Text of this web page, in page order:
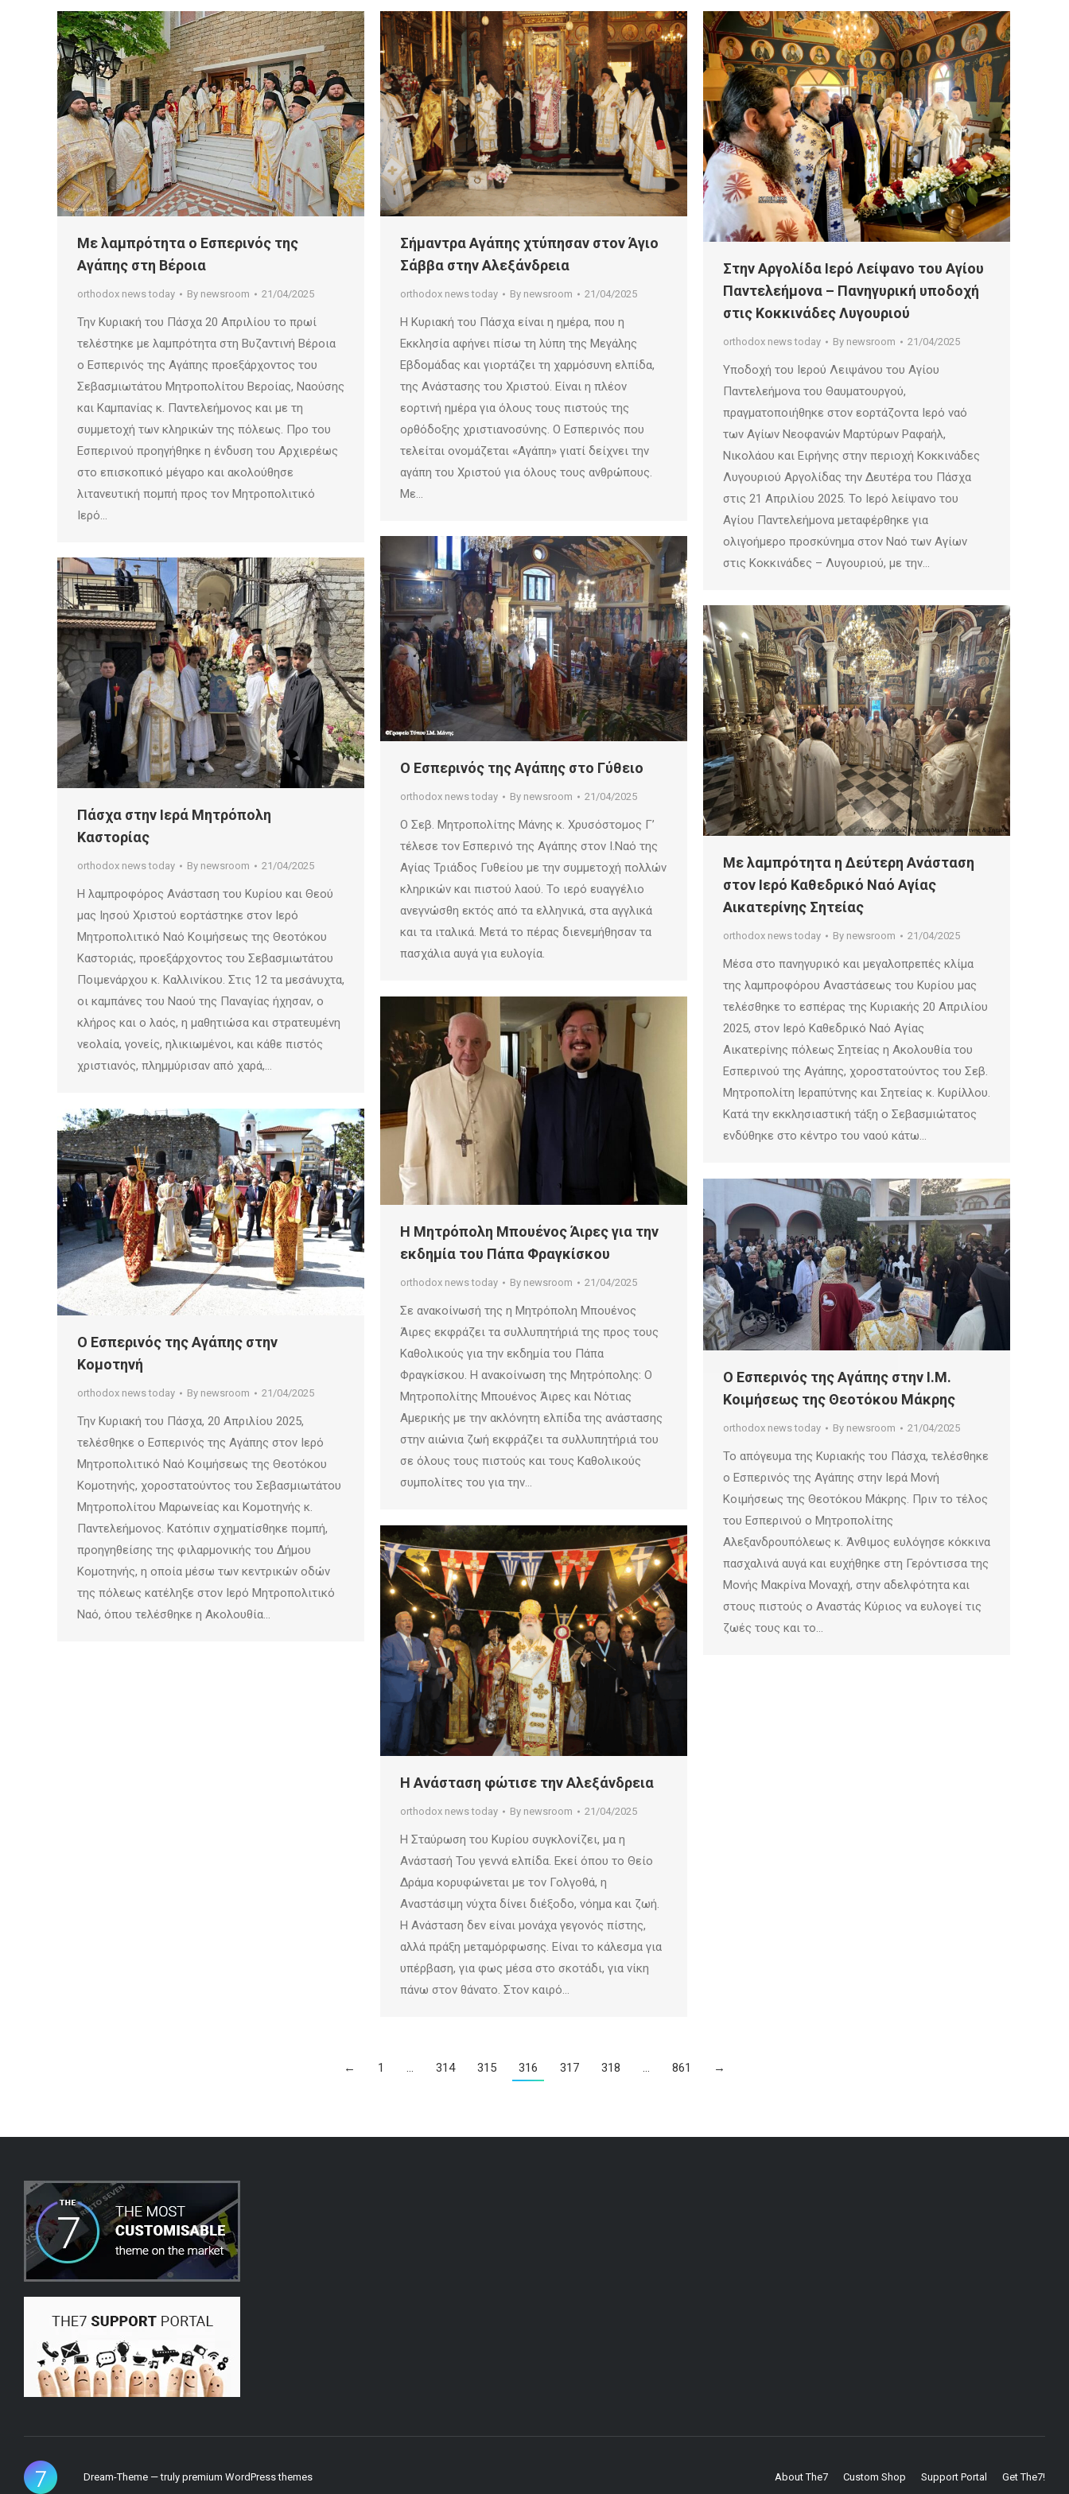
Με λαμπρότητα ο Εσπερινός της
Αγάπης στη Βέροια
orthodox news today By newsroom 21/04/2025
Την Κυριακή του Πάσχα 20 Απριλίου το πρωί
τελέστηκε με λαμπρότητα στη Βυζαντινή Βέροια
ο Εσπερινός της Αγάπης προεξάρχοντος του
Σεβασμιωτάτου Μητροπολίτου Βεροίας, Ναούσης
και Καμπανίας κ. Παντελεήμονος και με τη
συμμετοχή των κληρικών της πόλεως. Προ του
Εσπερινού προηγήθηκε η ένδυση του Αρχιερέως
στο επισκοπικό μέγαρο και ακολούθησε
λιτανευτική πομπή προς τον Μητροπολιτικό
Ιερό…
Σήμαντρα Αγάπης χτύπησαν στον Άγιο
Σάββα στην Αλεξάνδρεια
orthodox news today By newsroom 21/04/2025
Η Κυριακή του Πάσχα είναι η ημέρα, που η
Εκκλησία αφήνει πίσω τη λύπη της Μεγάλης
Εβδομάδας και γιορτάζει τη χαρμόσυνη ελπίδα,
της Ανάστασης του Χριστού. Είναι η πλέον
εορτινή ημέρα για όλους τους πιστούς της
ορθόδοξης χριστιανοσύνης. Ο Εσπερινός που
τελείται ονομάζεται «Αγάπη» γιατί δείχνει την
αγάπη του Χριστού για όλους τους ανθρώπους.
Με…
Στην Αργολίδα Ιερό Λείψανο του Αγίου
Παντελεήμονα – Πανηγυρική υποδοχή
στις Κοκκινάδες Λυγουριού
orthodox news today By newsroom 21/04/2025
Υποδοχή του Ιερού Λειψάνου του Αγίου
Παντελεήμονα του Θαυματουργού,
πραγματοποιήθηκε στον εορτάζοντα Ιερό ναό
των Αγίων Νεοφανών Μαρτύρων Ραφαήλ,
Νικολάου και Ειρήνης στην περιοχή Κοκκινάδες
Λυγουριού Αργολίδας την Δευτέρα του Πάσχα
στις 21 Απριλίου 2025. Το Ιερό λείψανο του
Αγίου Παντελεήμονα μεταφέρθηκε για
ολιγοήμερο προσκύνημα στον Ναό των Αγίων
στις Κοκκινάδες – Λυγουριού, με την…
Ο Εσπερινός της Αγάπης στο Γύθειο
orthodox news today By newsroom 21/04/2025
Ο Σεβ. Μητροπολίτης Μάνης κ. Χρυσόστομος Γ’
τέλεσε τον Εσπερινό της Αγάπης στον Ι.Ναό της
Αγίας Τριάδος Γυθείου με την συμμετοχή πολλών
κληρικών και πιστού λαού. Το ιερό ευαγγέλιο
ανεγνώσθη εκτός από τα ελληνικά, στα αγγλικά
και τα ιταλικά. Μετά το πέρας διενεμήθησαν τα
πασχάλια αυγά για ευλογία.
Πάσχα στην Ιερά Μητρόπολη
Καστορίας
orthodox news today By newsroom 21/04/2025
Η λαμπροφόρος Ανάσταση του Κυρίου και Θεού
μας Ιησού Χριστού εορτάστηκε στον Ιερό
Μητροπολιτικό Ναό Κοιμήσεως της Θεοτόκου
Καστοριάς, προεξάρχοντος του Σεβασμιωτάτου
Ποιμενάρχου κ. Καλλινίκου. Στις 12 τα μεσάνυχτα,
οι καμπάνες του Ναού της Παναγίας ήχησαν, ο
κλήρος και ο λαός, η μαθητιώσα και στρατευμένη
νεολαία, γονείς, ηλικιωμένοι, και κάθε πιστός
χριστιανός, πλημμύρισαν από χαρά,…
Με λαμπρότητα η Δεύτερη Ανάσταση
στον Ιερό Καθεδρικό Ναό Αγίας
Αικατερίνης Σητείας
orthodox news today By newsroom 21/04/2025
Μέσα στο πανηγυρικό και μεγαλοπρεπές κλίμα
της λαμπροφόρου Αναστάσεως του Κυρίου μας
τελέσθηκε το εσπέρας της Κυριακής 20 Απριλίου
2025, στον Ιερό Καθεδρικό Ναό Aγίας
Αικατερίνης πόλεως Σητείας η Ακολουθία του
Εσπερινού της Αγάπης, χοροστατούντος του Σεβ.
Μητροπολίτη Ιεραπύτνης και Σητείας κ. Κυρίλλου.
Κατά την εκκλησιαστική τάξη ο Σεβασμιώτατος
ενδύθηκε στο κέντρο του ναού κάτω…
Η Μητρόπολη Μπουένος Άιρες για την
εκδημία του Πάπα Φραγκίσκου
orthodox news today By newsroom 21/04/2025
Σε ανακοίνωσή της η Μητρόπολη Μπουένος
Άιρες εκφράζει τα συλλυπητήριά της προς τους
Καθολικούς για την εκδημία του Πάπα
Φραγκίσκου. Η ανακοίνωση της Μητρόπολης: Ο
Μητροπολίτης Μπουένος Άιρες και Νότιας
Αμερικής με την ακλόνητη ελπίδα της ανάστασης
στην αιώνια ζωή εκφράζει τα συλλυπητήριά του
σε όλους τους πιστούς και τους Καθολικούς
συμπολίτες του για την…
Ο Εσπερινός της Αγάπης στην
Κομοτηνή
orthodox news today By newsroom 21/04/2025
Την Κυριακή του Πάσχα, 20 Απριλίου 2025,
τελέσθηκε ο Εσπερινός της Αγάπης στον Ιερό
Μητροπολιτικό Ναό Κοιμήσεως της Θεοτόκου
Κομοτηνής, χοροστατούντος του Σεβασμιωτάτου
Μητροπολίτου Μαρωνείας και Κομοτηνής κ.
Παντελεήμονος. Κατόπιν σχηματίσθηκε πομπή,
προηγηθείσης της φιλαρμονικής του Δήμου
Κομοτηνής, η οποία μέσω των κεντρικών οδών
της πόλεως κατέληξε στον Ιερό Μητροπολιτικό
Ναό, όπου τελέσθηκε η Ακολουθία…
Ο Εσπερινός της Αγάπης στην Ι.Μ.
Κοιμήσεως της Θεοτόκου Μάκρης
orthodox news today By newsroom 21/04/2025
Το απόγευμα της Κυριακής του Πάσχα, τελέσθηκε
ο Εσπερινός της Αγάπης στην Ιερά Μονή
Κοιμήσεως της Θεοτόκου Μάκρης. Πριν το τέλος
του Εσπερινού ο Μητροπολίτης
Αλεξανδρουπόλεως κ. Άνθιμος ευλόγησε κόκκινα
πασχαλινά αυγά και ευχήθηκε στη Γερόντισσα της
Μονής Μακρίνα Μοναχή, στην αδελφότητα και
στους πιστούς ο Αναστάς Κύριος να ευλογεί τις
ζωές τους και το…
Η Ανάσταση φώτισε την Αλεξάνδρεια
orthodox news today By newsroom 21/04/2025
Η Σταύρωση του Κυρίου συγκλονίζει, μα η
Ανάστασή Του γεννά ελπίδα. Εκεί όπου το Θείο
Δράμα κορυφώνεται με τον Γολγοθά, η
Αναστάσιμη νύχτα δίνει διέξοδο, νόημα και ζωή.
Η Ανάσταση δεν είναι μονάχα γεγονός πίστης,
αλλά πράξη μεταμόρφωσης. Είναι το κάλεσμα για
υπέρβαση, για φως μέσα στο σκοτάδι, για νίκη
πάνω στον θάνατο. Στον καιρό…
← 1 … 314 315 316 317 318 … 861 →
Dream-Theme — truly premium WordPress themes About The7 Custom Shop Support Portal Get The7!